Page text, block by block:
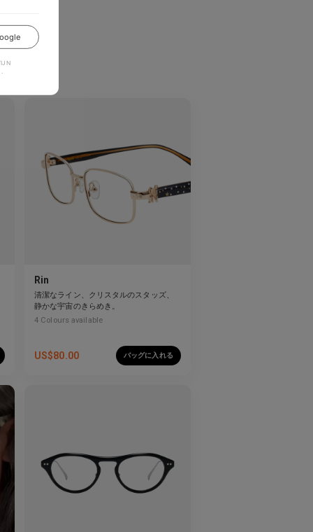
Rin
清潔なライン、クリスタルのスタッズ、
静かな宇宙のきらめき。
4 Colours available
US$80.00 バッグに入れる